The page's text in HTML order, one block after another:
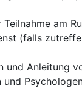
am
(falls
und Anleitung
und